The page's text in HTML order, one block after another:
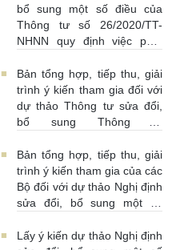
kỳ hạn GTCG giữa các
TCTD, CNNHNNg
20/07/2026 | 09:32:00
bổ sung một số điều của
Thông tư số 26/2020/TT-
NHNN quy định việc phát
của Ngân hàng Nhà nước
16/07/2026 | 09:41:00
Bản tổng hợp, tiếp thu, giải
trình ý kiến tham gia đối với
dự thảo Thông tư sửa đổi,
bổ sung Thông tư
13/07/2026 | 02:19:00
Bản tổng hợp, tiếp thu, giải
trình ý kiến tham gia của các
Bộ đối với dự thảo Nghị định
sửa đổi, bổ sung một số
58/2021/NĐ-CP
07/07/2026
Lấy ý kiến dự thảo Nghị định